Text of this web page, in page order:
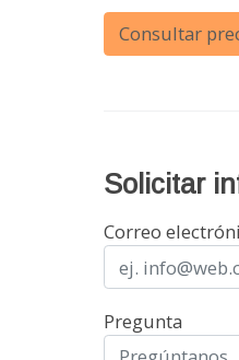
Consultar
Solicitar
Correo
Pregunta